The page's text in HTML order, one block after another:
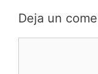
Deja un